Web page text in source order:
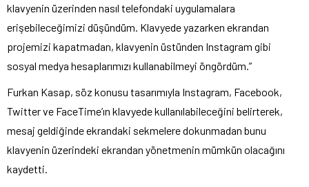
klavyenin üzerinden nasıl telefondaki uygulamalara
erişebileceğimizi düşündüm. Klavyede yazarken ekrandan
projemizi kapatmadan, klavyenin üstünden Instagram gibi
sosyal medya hesaplarımızı kullanabilmeyi öngördüm.”
Furkan Kasap, söz konusu tasarımıyla Instagram, Facebook,
Twitter ve FaceTime’ın klavyede kullanılabileceğini belirterek,
mesaj geldiğinde ekrandaki sekmelere dokunmadan bunu
klavyenin üzerindeki ekrandan yönetmenin mümkün olacağını
kaydetti.